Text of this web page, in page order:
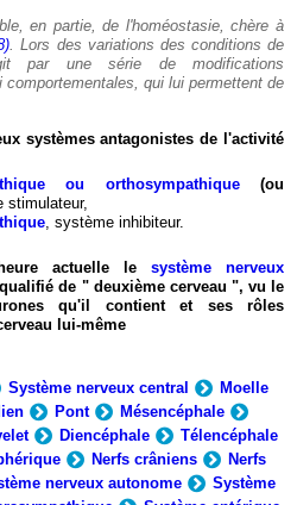
en partie, de l'homéostasie, chère à
. Lors des variations des conditions de
par une série de modifications
qui lui permettent de
systèmes antagonistes de l'activité
ou orthosympathique(ou
stimulateur,
, système inhibiteur.
actuelle le système nerveux
de " deuxième cerveau ", vu le
qu'il contient et ses rôles
lui-même
Système nerveux central
Moelle
Pont
Mésencéphale
Diencéphale
Télencéphale
Nerfs crâniens
Nerfs
nerveux autonome
Système